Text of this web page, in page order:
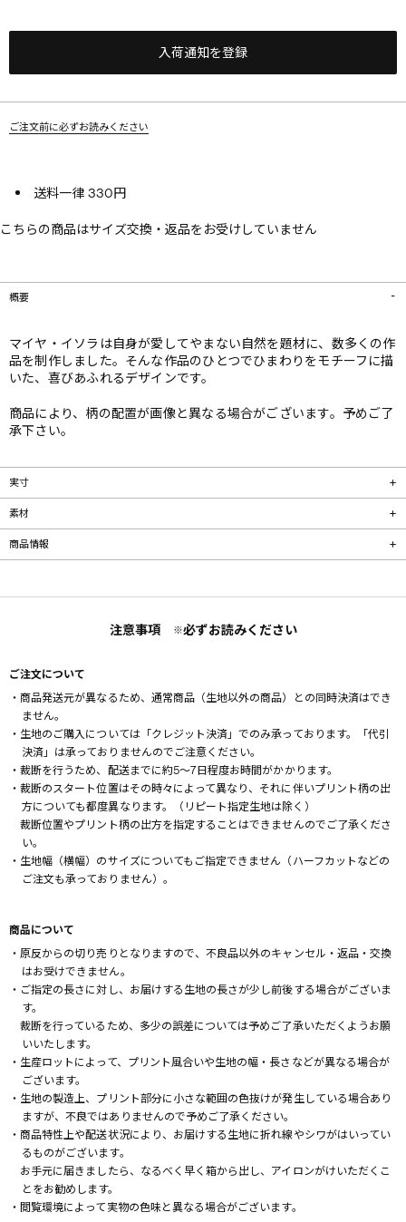
入荷通知を登録
ご注文前に必ずお読みください
送料一律 330円
こちらの商品はサイズ交換・返品をお受けしていません
概要
マイヤ・イソラは自身が愛してやまない自然を題材に、数多くの作
品を制作しました。そんな作品のひとつでひまわりをモチーフに描
いた、喜びあふれるデザインです。
商品により、柄の配置が画像と異なる場合がございます。予めご了
承下さい。
実寸
素材
商品情報
注意事項 ※必ずお読みください
ご注文について
・商品発送元が異なるため、通常商品（生地以外の商品）との同時決済はでき
ません。
・生地のご購入については「クレジット決済」でのみ承っております。「代引
決済」は承っておりませんのでご注意ください。
・裁断を行うため、配送までに約5～7日程度お時間がかかります。
・裁断のスタート位置はその時々によって異なり、それに伴いプリント柄の出
方についても都度異なります。（リピート指定生地は除く）
裁断位置やプリント柄の出方を指定することはできませんのでご了承くださ
い。
・生地幅（横幅）のサイズについてもご指定できません（ハーフカットなどの
ご注文も承っておりません）。
商品について
・原反からの切り売りとなりますので、不良品以外のキャンセル・返品・交換
はお受けできません。
・ご指定の長さに対し、お届けする生地の長さが少し前後する場合がございま
す。
裁断を行っているため、多少の誤差については予めご了承いただくようお願
いいたします。
・生産ロットによって、プリント風合いや生地の幅・長さなどが異なる場合が
ございます。
・生地の製造上、プリント部分に小さな範囲の色抜けが発生している場合あり
ますが、不良ではありませんので予めご了承ください。
・商品特性上や配送状況により、お届けする生地に折れ線やシワがはいってい
るものがございます。
お手元に届きましたら、なるべく早く箱から出し、アイロンがけいただくこ
とをお勧めします。
・閲覧環境によって実物の色味と異なる場合がございます。